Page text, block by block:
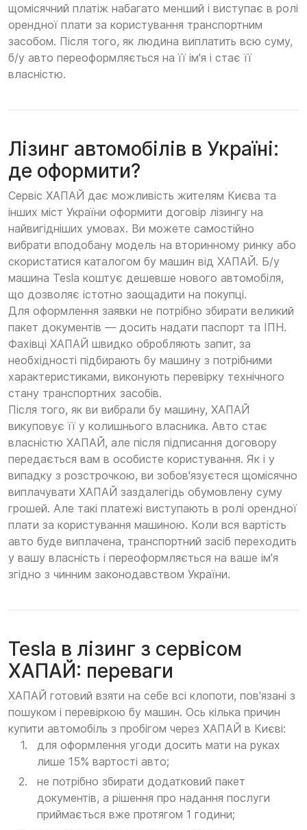
щомісячний платіж набагато менший і виступає в ролі
орендної плати за користування транспортним
засобом. Після того, як людина виплатить всю суму,
б/у авто переоформляється на її ім'я і стає її
власністю.
Лізинг автомобілів в Україні:
де оформити?
Сервіс ХАПАЙ дає можливість жителям Києва та
інших міст України оформити договір лізингу на
найвигідніших умовах. Ви можете самостійно
вибрати вподобану модель на вторинному ринку або
скористатися каталогом бу машин від ХАПАЙ. Б/у
машина Tesla коштує дешевше нового автомобіля,
що дозволяє істотно заощадити на покупці.
Для оформлення заявки не потрібно збирати великий
пакет документів — досить надати паспорт та ІПН.
Фахівці ХАПАЙ швидко обробляють запит, за
необхідності підбирають бу машину з потрібними
характеристиками, виконують перевірку технічного
стану транспортних засобів.
Після того, як ви вибрали бу машину, ХАПАЙ
викуповує її у колишнього власника. Авто стає
власністю ХАПАЙ, але після підписання договору
передається вам в особисте користування. Як і у
випадку з розстрочкою, ви зобов'язуєтеся щомісячно
виплачувати ХАПАЙ заздалегідь обумовлену суму
грошей. Але такі платежі виступають в ролі орендної
плати за користування машиною. Коли вся вартість
авто буде виплачена, транспортний засіб переходить
у вашу власність і переоформляється на ваше ім'я
згідно з чинним законодавством України.
Tesla в лізинг з сервісом
ХАПАЙ: переваги
ХАПАЙ готовий взяти на себе всі клопоти, пов'язані з
пошуком і перевіркою бу машин. Ось кілька причин
купити автомобіль з пробігом через ХАПАЙ в Києві:
для оформлення угоди досить мати на руках
лише 15% вартості авто;
не потрібно збирати додатковий пакет
документів, а рішення про надання послуги
приймається вже протягом 1 години;